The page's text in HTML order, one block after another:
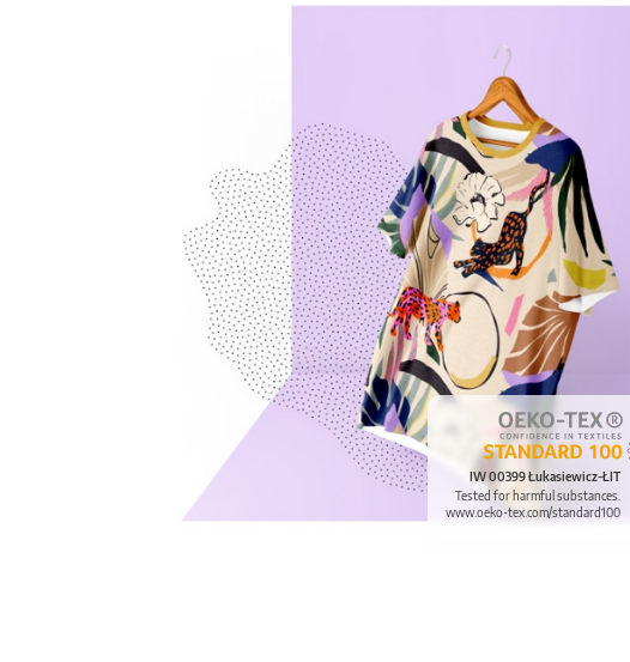
IW 00399 Łukasiewicz-ŁIT
Tested for harmful substances.
www.oeko-tex.com/standard100